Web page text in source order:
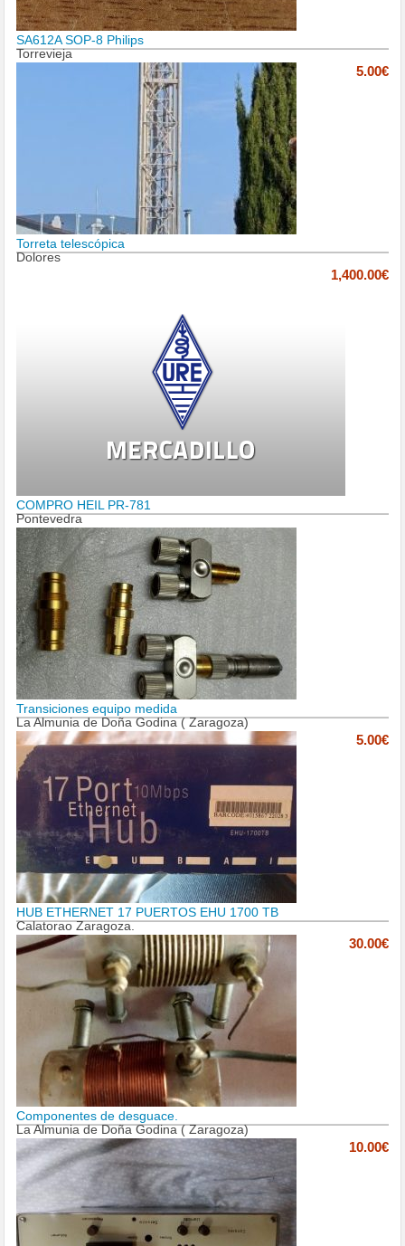
SA612A SOP-8 Philips
Torrevieja
5.00€
Torreta telescópica
Dolores
1,400.00€
COMPRO HEIL PR-781
Pontevedra
Transiciones equipo medida
La Almunia de Doña Godina ( Zaragoza)
5.00€
HUB ETHERNET 17 PUERTOS EHU 1700 TB
Calatorao Zaragoza.
30.00€
Componentes de desguace.
La Almunia de Doña Godina ( Zaragoza)
10.00€